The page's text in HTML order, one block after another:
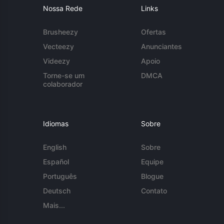
Nossa Rede
Brusheezy
Vecteezy
Videezy
Torne-se um
colaborador
Links
Ofertas
Anunciantes
Apoio
DMCA
Idiomas
English
Español
Português
Deutsch
Mais...
Sobre
Sobre
Equipe
Blogue
Contato